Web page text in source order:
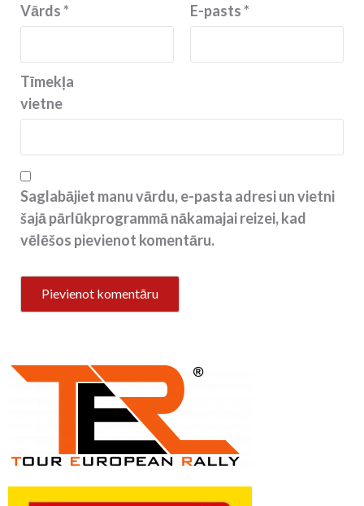
Vārds* E-pasts*
Tīmekļa
vietne
Saglabājiet manu vārdu, e-pasta adresi un vietni
šajā pārlūkprogrammā nākamajai reizei, kad
vēlēšos pievienot komentāru.